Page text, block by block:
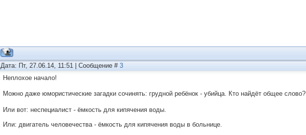
Дата: Пт, 27.06.14, 11:51 | Сообщение # 3
Неплохое начало!
Можно даже юмористические загадки сочинять: грудной ребёнок - убийца. Кто найдёт общее слово?
Или вот: неспециалист - ёмкость для кипячения воды.
Или: двигатель человечества - ёмкость для кипячения воды в больнице.